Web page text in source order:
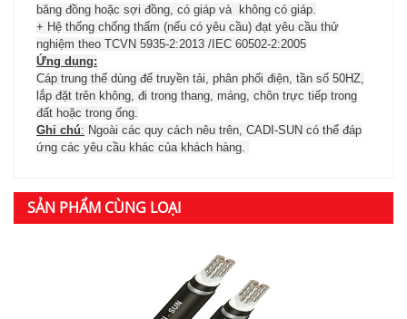
băng đồng hoặc sợi đồng, có giáp và không có giáp.
+ Hệ thống chống thấm (nếu có yêu cầu) đạt yêu cầu thử
nghiệm theo TCVN 5935-2:2013 /IEC 60502-2:2005
Ứng dụng:
Cáp trung thế dùng để truyền tải, phân phối điện, tần số 50HZ,
lắp đặt trên không, đi trong thang, máng, chôn trực tiếp trong
đất hoặc trong ống.
Ghi chú: Ngoài các quy cách nêu trên, CADI-SUN có thể đáp
ứng các yêu cầu khác của khách hàng.
SẢN PHẨM CÙNG LOẠI